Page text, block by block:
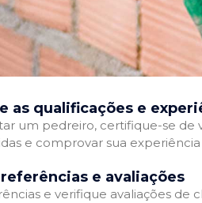
as qualificações e
um pedreiro, certifique-se de
e comprovar sua
e avaliações
e verifique avaliações de